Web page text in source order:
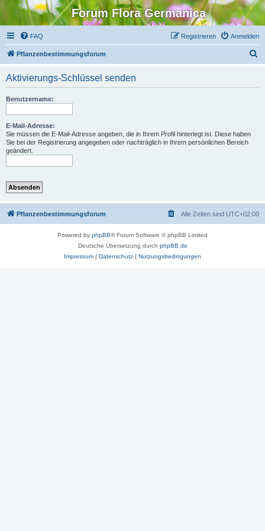
Forum Flora Germanica
FAQ Anmelden
Registrieren
Pflanzenbestimmungsforum
Aktivierungs-Schlüssel senden
Benutzername:
E-Mail-Adresse:
Sie müssen die E-Mail-Adresse angeben, die in Ihrem Profil hinterlegt ist. Diese haben
Sie bei der Registrierung angegeben oder nachträglich in Ihrem persönlichen Bereich
geändert.
Pflanzenbestimmungsforum Alle Zeiten sind UTC+02:00
Powered by phpBB® Forum Software © phpBB Limited
Deutsche Übersetzung durch phpBB.de
Impressum | Datenschutz | Nutzungsbedingungen